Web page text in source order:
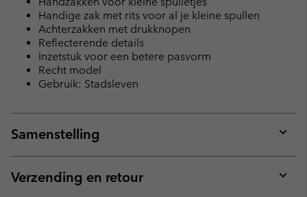
Handige zak met rits voor al je kleine spullen
Achterzakken met drukknopen
Reflecterende details
Inzetstuk voor een betere pasvorm
Recht model
Gebruik: Stadsleven
Samenstelling
or
Verzending en retour